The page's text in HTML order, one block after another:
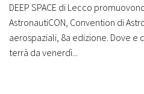
DEEP SPACE di Lecco
AstronautiCON, Convention di
aerospaziali, 8a edizione. Dove e
terrà da venerdì...